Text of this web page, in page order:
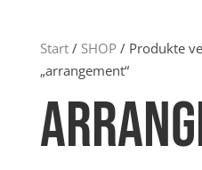
Start/ SHOP/ Produkte
„arrangement“